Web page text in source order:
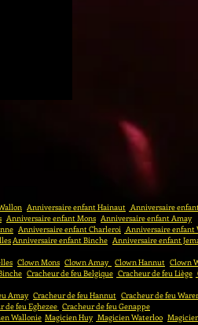
Anniversaire enfant Hainaut Anniversaire
Anniversaire enfant Mons Anniversaire enfant Amay
Anniversaire enfant Charleroi Anniversaire enfant
Anniversaire enfant Binche Anniversaire enfant
Clown Mons Clown Amay Clown Hannut Clown
Cracheur de feu Belgique Cracheur de feu Liège
Amay Cracheur de feu Hannut Cracheur de feu
de feu Eghezee Cracheur de feu Genappe
Wallonie Magicien Huy Magicien Waterloo